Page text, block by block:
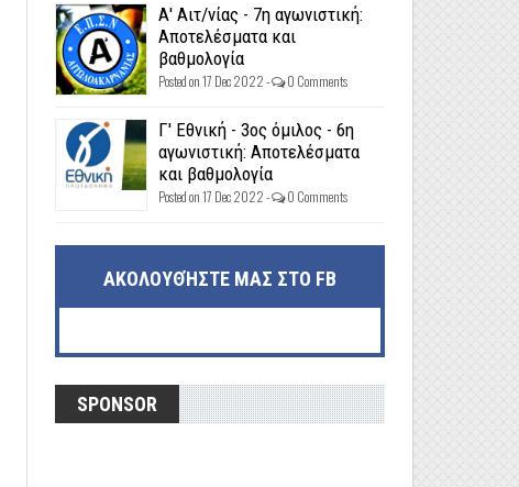
Α' Αιτ/νίας - 7η αγωνιστική:
Αποτελέσματα και
βαθμολογία
Posted on 17 Dec 2022 - 0 Comments
Γ' Εθνική - 3ος όμιλος - 6η
αγωνιστική: Αποτελέσματα
και βαθμολογία
Posted on 17 Dec 2022 - 0 Comments
ΑΚΟΛΟΥΘΉΣΤΕ ΜΑΣ ΣΤΟ FB
SPONSOR